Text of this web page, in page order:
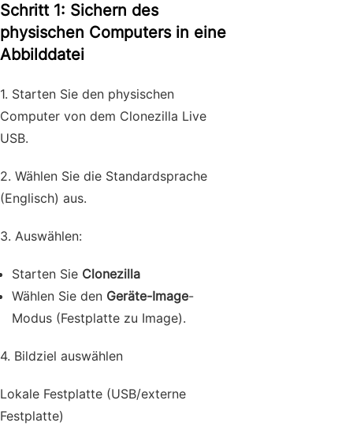
Schritt 1: Sichern des
physischen Computers in eine
Abbilddatei
1. Starten Sie den physischen
Computer von dem Clonezilla Live
USB.
2. Wählen Sie die Standardsprache
(Englisch) aus.
3. Auswählen:
Starten Sie Clonezilla
Wählen Sie den Geräte-Image-
Modus (Festplatte zu Image).
4. Bildziel auswählen
Lokale Festplatte (USB/externe
Festplatte)